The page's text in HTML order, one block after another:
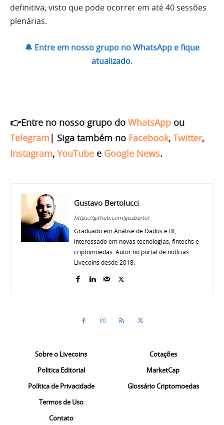
definitiva, visto que pode ocorrer em até 40 sessões
plenárias.
🔔 Entre em nosso grupo no WhatsApp e fique
atualizado.
👉Entre no nosso grupo do WhatsApp ou
Telegram | Siga também no Facebook, Twitter,
Instagram, YouTube e Google News.
Gustavo Bertolucci
https://github.com/gusbertol
Graduado em Análise de Dados e BI,
interessado em novas tecnologias, fintechs e
criptomoedas. Autor no portal de notícias
Livecoins desde 2018.
Sobre o Livecoins
Politica Editorial
Política de Privacidade
Termos de Uso
Contato
Cotações
MarketCap
Glossário Criptomoedas